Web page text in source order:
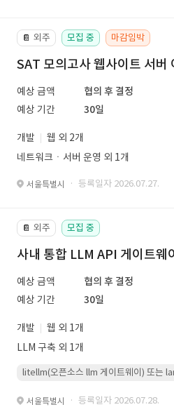
📔 외주 모집 중 마감임박
SAT 모의고사 웹사이트 서버
예상 금액
협의 후 결정
예상 기간
30일
개발
웹 외 2개
네트워크ㆍ서버 운영 외 1개
서울특별시 · 등록일자 2026.07.27.
📔 외주 모집 중
사내 통합 LLM API 게이트웨
예상 금액
협의 후 결정
예상 기간
30일
개발
웹 외 1개
LLM 구축 외 1개
litellm(오픈소스 llm 게이트웨이) 또는
서울특별시 · 등록일자 2026.07.28.